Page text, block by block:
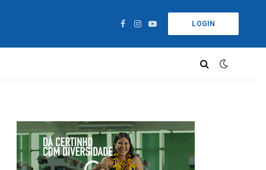
Facebook
Instagram
YouTube
LOGIN